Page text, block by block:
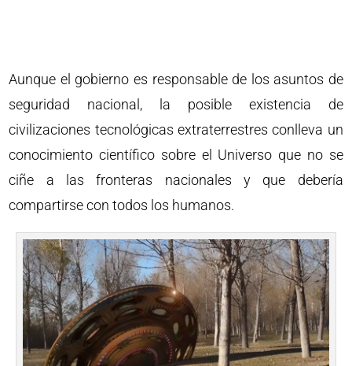
Aunque el gobierno es responsable de los asuntos de
seguridad nacional, la posible existencia de
civilizaciones tecnológicas extraterrestres conlleva un
conocimiento científico sobre el Universo que no se
ciñe a las fronteras nacionales y que debería
compartirse con todos los humanos.